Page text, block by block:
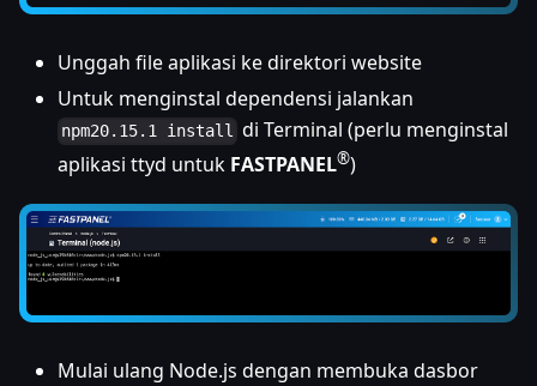
Unggah file aplikasi ke direktori website
Untuk menginstal dependensi jalankan
npm20.15.1 install di Terminal (perlu menginstal
aplikasi ttyd untuk FASTPANEL®)
Mulai ulang Node.js dengan membuka dasbor